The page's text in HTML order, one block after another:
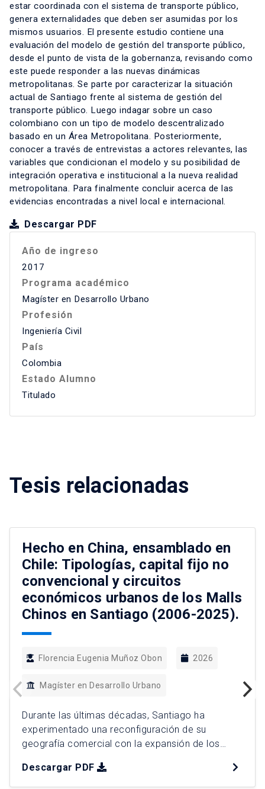
estar coordinada con el sistema de transporte público,
genera externalidades que deben ser asumidas por los
mismos usuarios. El presente estudio contiene una
evaluación del modelo de gestión del transporte público,
desde el punto de vista de la gobernanza, revisando como
este puede responder a las nuevas dinámicas
metropolitanas. Se parte por caracterizar la situación
actual de Santiago frente al sistema de gestión del
transporte público. Luego indagar sobre un caso
colombiano con un tipo de modelo descentralizado
basado en un Área Metropolitana. Posteriormente,
conocer a través de entrevistas a actores relevantes, las
variables que condicionan el modelo y su posibilidad de
integración operativa e institucional a la nueva realidad
metropolitana. Para finalmente concluir acerca de las
evidencias encontradas a nivel local e internacional.
Descargar PDF
Año de ingreso
2017
Programa académico
Magíster en Desarrollo Urbano
Profesión
Ingeniería Civil
País
Colombia
Estado Alumno
Titulado
Tesis relacionadas
Hecho en China, ensamblado en
Chile: Tipologías, capital fijo no
convencional y circuitos
económicos urbanos de los Malls
Chinos en Santiago (2006-2025).
Florencia Eugenia Muñoz Obon 2026
Magíster en Desarrollo Urbano
Durante las últimas décadas, Santiago ha
experimentado una reconfiguración de su
geografía comercial con la expansión de los
canalizan demanda popular. Esta tesis analiza su
expansión entre 2006 y 2025, caracterizando
Descargar PDF